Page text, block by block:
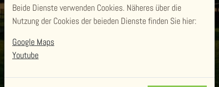
Beide Dienste verwenden Cookies. Näheres über die
Nutzung der Cookies der beieden Dienste finden Sie hier:
Google Maps
Youtube